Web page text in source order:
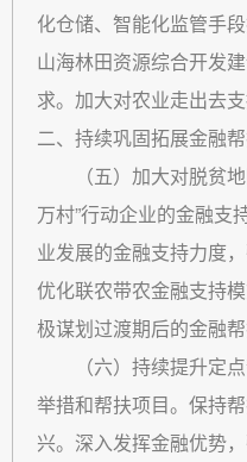
化仓储、智能化监管手
山海林田资源综合开发
求。加大对农业走出去
二、持续巩固拓展金融
（五）加大对脱贫地
万村”行动企业的金融支
业发展的金融支持力度
优化联农带农金融支持
极谋划过渡期后的金融帮
（六）持续提升定点
举措和帮扶项目。保持
兴。深入发挥金融优势